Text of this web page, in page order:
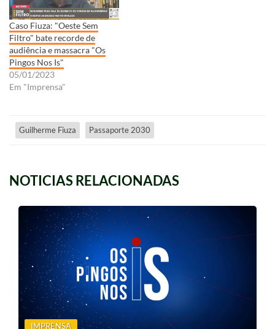
Caso Fiuza: "Oeste Sem
Filtro" bate recorde de
audiência e massacra "Os
Pingos Nos Is"
05/01/2023
Em "Imprensa"
Guilherme Fiuza Passaporte 2030
NOTICIAS RELACIONADAS
IMPRENSA